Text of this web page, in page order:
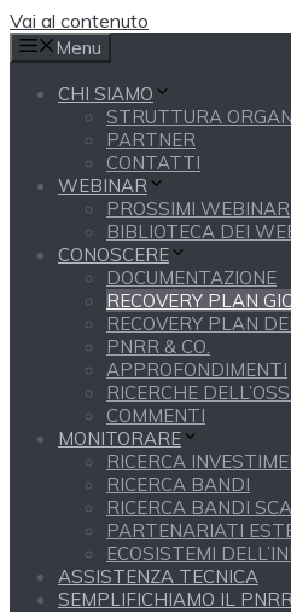
Vai al contenuto
Menu
CHI SIAMO
STRUTTURA
PARTNER
CONTATTI
WEBINAR
PROSSIMI WEBINAR
BIBLIOTECA DEI
CONOSCERE
DOCUMENTAZIONE
RECOVERY PLAN
RECOVERY PLAN
PNRR & CO.
APPROFONDIMENTI
RICERCHE
COMMENTI
MONITORARE
RICERCA
RICERCA BANDI
RICERCA BANDI
PARTENARIATI
ECOSISTEMI
ASSISTENZA TECNICA
SEMPLIFICHIAMO IL